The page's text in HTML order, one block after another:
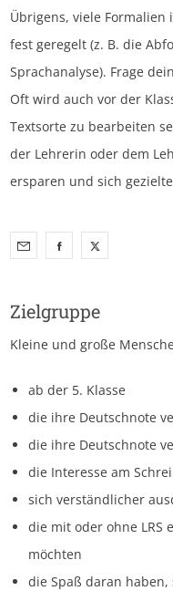
Übrigens, viele
fest geregelt (z. B. die
Sprachanalyse). Frage
Oft wird auch vor der
Textsorte zu bearbeiten
der Lehrerin oder dem
ersparen und sich
Zielgruppe
Kleine und große
ab der 5. Klasse
die ihre Deutschnote
die ihre Deutschnote
die Interesse am
sich verständlicher
die mit oder ohne LRS
möchten
die Spaß daran